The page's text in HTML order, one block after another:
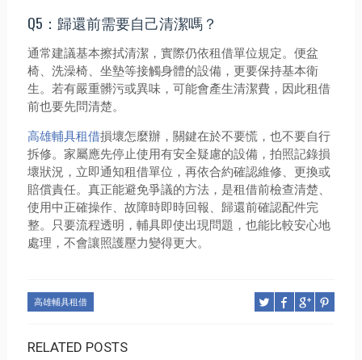
Q5：歸還前需要自己清潔嗎？
通常建議基本擦拭清潔，實際仍依租借單位規定。便盆
椅、洗澡椅、坐墊等接觸身體的設備，更要保持基本衛
生。若有嚴重髒污或異味，可能會產生清潔費，因此租借
前也要先問清楚。
高雄輔具租借損壞怎麼辦，關鍵在於不要慌，也不要自行
拆修。家屬應先停止使用有安全疑慮的設備，拍照記錄損
壞狀況，立即通知租借單位，再依合約確認維修、更換或
賠償責任。真正能避免爭議的方法，是租借前檢查清楚、
使用中正確操作、故障時即時回報、歸還前確認配件完
整。只要流程透明，輔具即使出現問題，也能比較安心地
處理，不會讓照護壓力變得更大。
高雄輔具租借
RELATED POSTS